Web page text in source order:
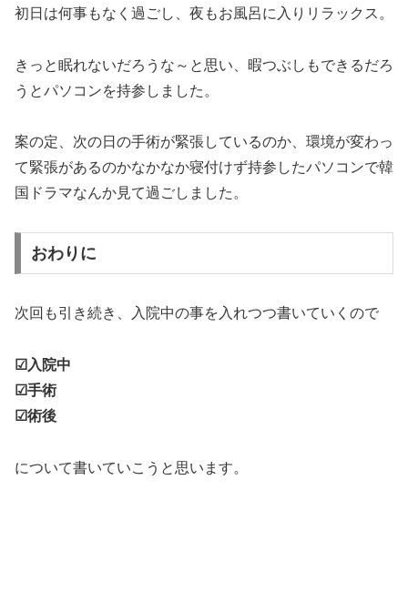
初日は何事もなく過ごし、夜もお風呂に入りリラックス。
きっと眠れないだろうな～と思い、暇つぶしもできるだろ
うとパソコンを持参しました。
案の定、次の日の手術が緊張しているのか、環境が変わっ
て緊張があるのかなかなか寝付けず持参したパソコンで韓
国ドラマなんか見て過ごしました。
おわりに
次回も引き続き、入院中の事を入れつつ書いていくので
☑入院中
☑手術
☑術後
について書いていこうと思います。